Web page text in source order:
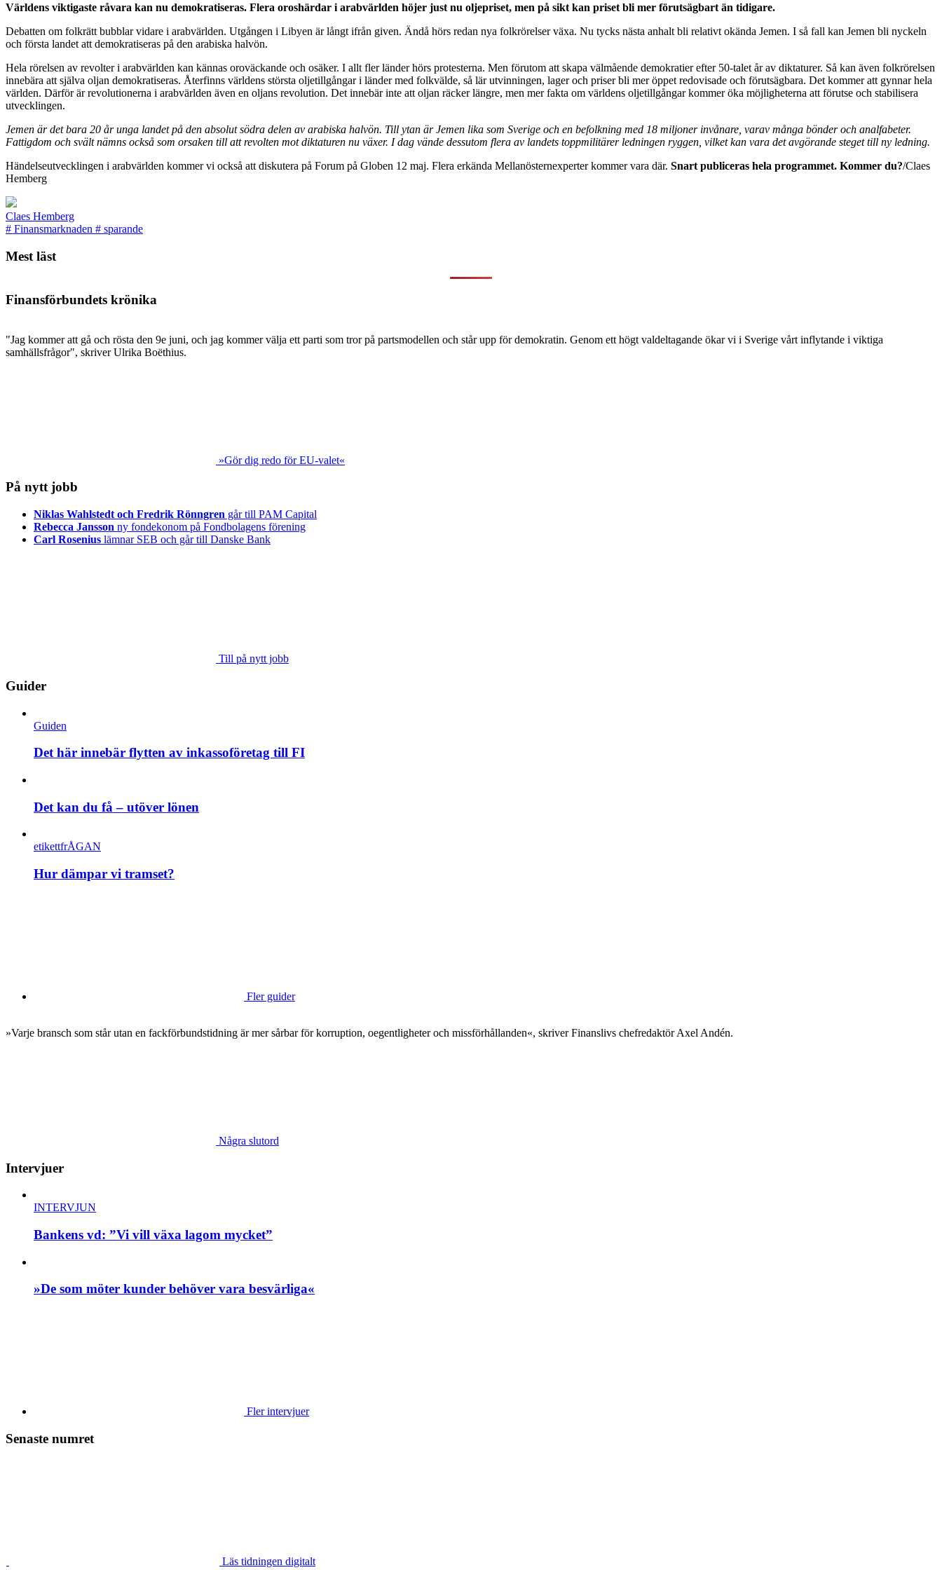
Världens viktigaste råvara kan nu demokratiseras. Flera oroshärdar i arabvärlden höjer just nu oljepriset, men på sikt kan priset bli mer förutsägbart än tidigare.
Debatten om folkrätt bubblar vidare i arabvärlden. Utgången i Libyen är långt ifrån given. Ändå hörs redan nya folkrörelser växa. Nu tycks nästa anhalt bli relativt okända Jemen. I så fall kan Jemen bli nyckeln
och första landet att demokratiseras på den arabiska halvön.
Hela rörelsen av revolter i arabvärlden kan kännas oroväckande och osäker. I allt fler länder hörs protesterna. Men förutom att skapa välmående demokratier efter 50-talet år av diktaturer. Så kan även folkrörelsen
innebära att själva oljan demokratiseras. Återfinns världens största oljetillgångar i länder med folkvälde, så lär utvinningen, lager och priser bli mer öppet redovisade och förutsägbara. Det kommer att gynnar hela
världen. Därför är revolutionerna i arabvärlden även en oljans revolution. Det innebär inte att oljan räcker längre, men mer fakta om världens oljetillgångar kommer öka möjligheterna att förutse och stabilisera
utvecklingen.
Jemen är det bara 20 år unga landet på den absolut södra delen av arabiska halvön. Till ytan är Jemen lika som Sverige och en befolkning med 18 miljoner invånare, varav många bönder och analfabeter.
Fattigdom och svält nämns också som orsaken till att revolten mot diktaturen nu växer. I dag vände dessutom flera av landets toppmilitärer ledningen ryggen, vilket kan vara det avgörande steget till ny ledning.
Händelseutvecklingen i arabvärlden kommer vi också att diskutera på Forum på Globen 12 maj. Flera erkända Mellanösternexperter kommer vara där. Snart publiceras hela programmet. Kommer du?/Claes
Hemberg
Claes Hemberg
# Finansmarknaden # sparande
Mest läst
Finansförbundets krönika
"Jag kommer att gå och rösta den 9e juni, och jag kommer välja ett parti som tror på partsmodellen och står upp för demokratin. Genom ett högt valdeltagande ökar vi i Sverige vårt inflytande i viktiga
samhällsfrågor", skriver Ulrika Boëthius.
»Gör dig redo för EU-valet«
På nytt jobb
Niklas Wahlstedt och Fredrik Rönngren går till PAM Capital
Rebecca Jansson ny fondekonom på Fondbolagens förening
Carl Rosenius lämnar SEB och går till Danske Bank
Till på nytt jobb
Guider
Guiden
Det här innebär flytten av inkassoföretag till FI
Det kan du få – utöver lönen
etikettfrÅGAN
Hur dämpar vi tramset?
Fler guider
»Varje bransch som står utan en fackförbundstidning är mer sårbar för korruption, oegentligheter och missförhållanden«, skriver Finanslivs chefredaktör Axel Andén.
Några slutord
Intervjuer
INTERVJUN
Bankens vd: ”Vi vill växa lagom mycket”
»De som möter kunder behöver vara besvärliga«
Fler intervjuer
Senaste numret
Läs tidningen digitalt